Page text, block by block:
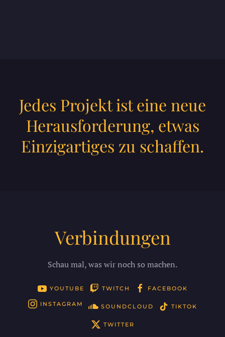
Jedes Projekt ist eine neue
Herausforderung, etwas
Einzigartiges zu schaffen.
Verbindungen
Schau mal, was wir noch so machen.
YOUTUBE TWITCH FACEBOOK
INSTAGRAM SOUNDCLOUD TIKTOK
TWITTER